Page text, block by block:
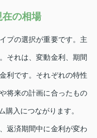
の相場
プの選択が重要です。主
それは、変動金利、期間
利です。それぞれの特性
将来の計画に合ったもの
購入につながります。
返済期間中に金利が変わ